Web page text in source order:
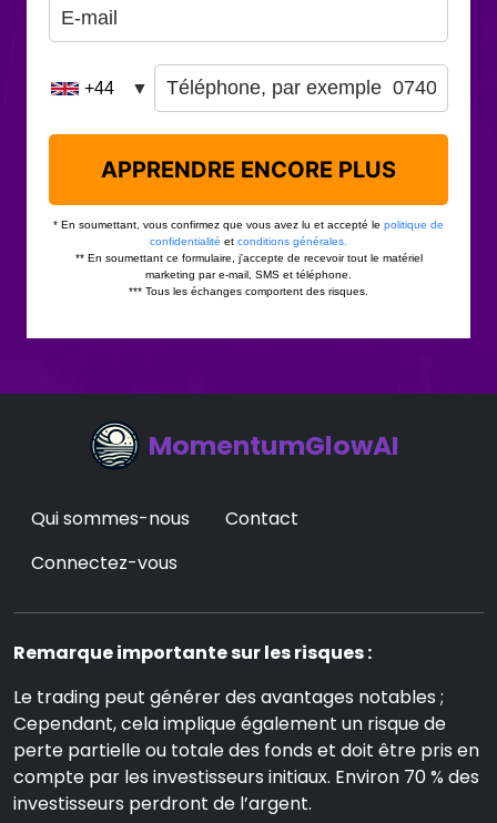
MomentumGlowAI
Qui sommes-nous
Contact
Connectez-vous
Remarque importante sur les risques :
Le trading peut générer des avantages notables ;
Cependant, cela implique également un risque de
perte partielle ou totale des fonds et doit être pris en
compte par les investisseurs initiaux. Environ 70 % des
investisseurs perdront de l’argent.